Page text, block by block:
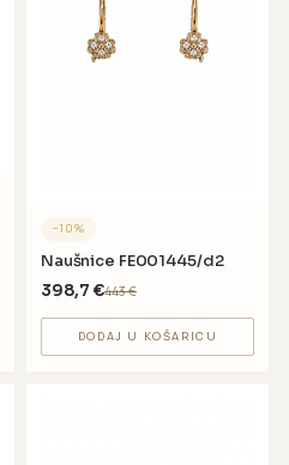
−10%
Naušnice FE001445/d2
398,7 €443€
DODAJ U KOŠARICU